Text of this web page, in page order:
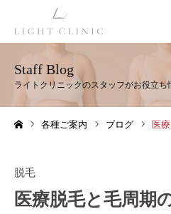
Staff Blog
各種ご案内 ブログ 医療
脱毛
医療脱毛と毛周期